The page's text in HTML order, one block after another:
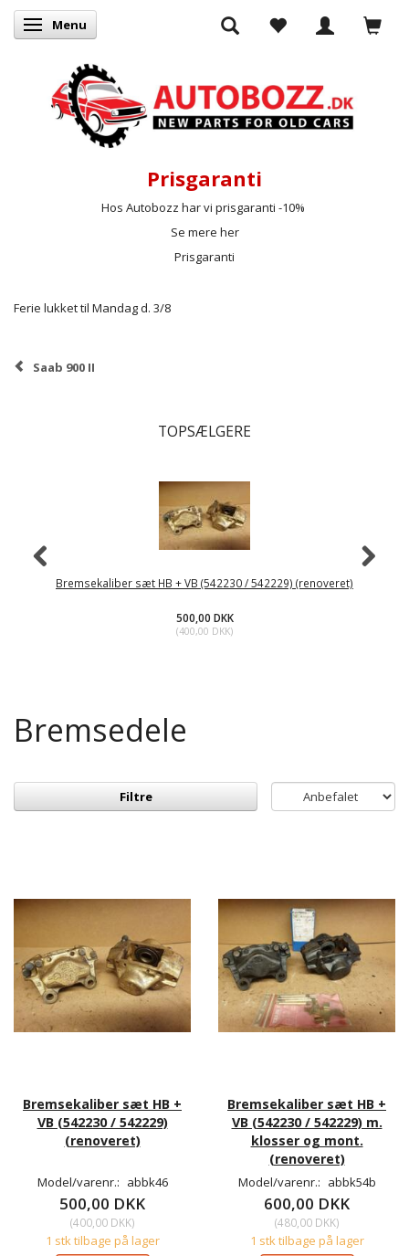
Skifte navigation
Menu
Prisgaranti
Hos Autobozz har vi prisgaranti -10%
Se mere her
Prisgaranti
Ferie lukket til Mandag d. 3/8
Saab 900 II
TOPSÆLGERE
Bremsekaliber sæt HB + VB (542230 / 542229) (renoveret)
500,00 DKK
(400,00 DKK)
Bremsedele
Filtre
Bremsekaliber sæt HB +
VB (542230 / 542229)
(renoveret)
Model/varenr.: abbk46
500,00 DKK
(400,00 DKK)
1 stk tilbage på lager
Bremsekaliber sæt HB +
VB (542230 / 542229) m.
klosser og mont.
(renoveret)
Model/varenr.: abbk54b
600,00 DKK
(480,00 DKK)
1 stk tilbage på lager